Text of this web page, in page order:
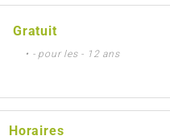
Gratuit
• - pour les - 12 ans
Horaires